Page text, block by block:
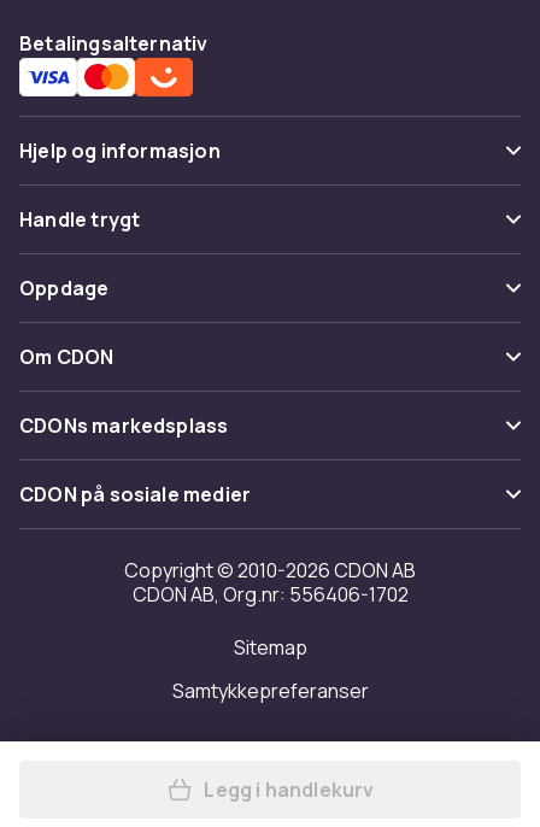
Betalingsalternativ
Hjelp og informasjon
Vanlige spørsmål
Spor pakke
Angre & returner her
Kontakt oss
Handle trygt
Betaling
Levering
Tilbakekallinger
Oppdage
Kategorier
Varemerker
Om CDON
Om oss
Kundeanmeldelser
Jobbe på CDON
Investor relations
Tilgjengelighet
CDONs markedsplass
Merchant Help Center
CDON på sosiale medier
Copyright © 2010-2026 CDON AB
CDON AB, Org.nr: 556406-1702
Sitemap
Samtykkepreferanser
Legg Oppbevaringsveske,
Legg i handlekurv